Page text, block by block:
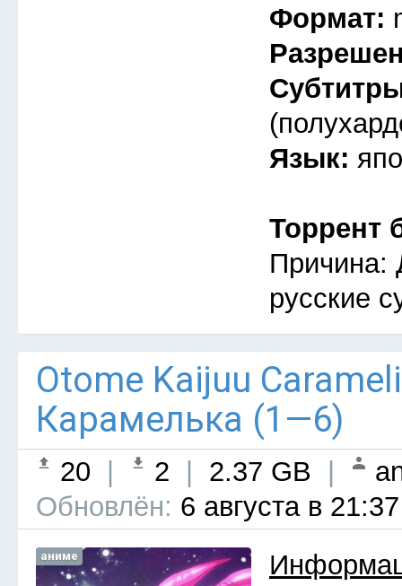
Формат:
Язык:
Торрент
Причина:
русские
Otome Kaijuu
Карамелька (1—6)
20 2 2.37 GB
Обновлён: 6 августа в 21:37
аниме